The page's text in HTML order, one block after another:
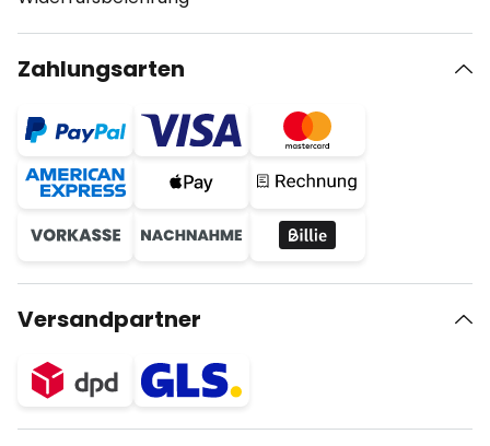
Zahlungsarten
Versandpartner